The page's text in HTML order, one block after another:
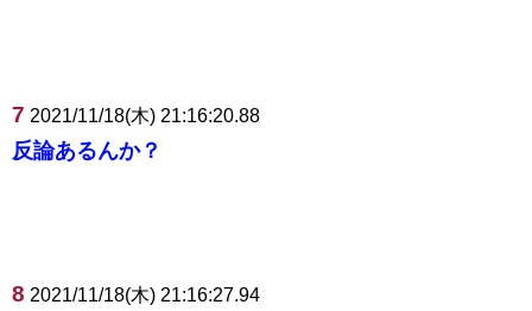
7 2021/11/18(木) 21:16:20.88
反論あるんか？
8 2021/11/18(木) 21:16:27.94